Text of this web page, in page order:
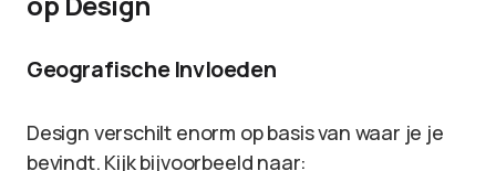
Geografische Invloeden
Design verschilt enorm op basis van waar je je
bevindt. Kijk bijvoorbeeld naar: